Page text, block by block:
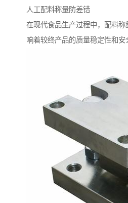
人工配料称量防差错
在现代食品生产过程中，配料
响着较终产品的质量稳定性和安